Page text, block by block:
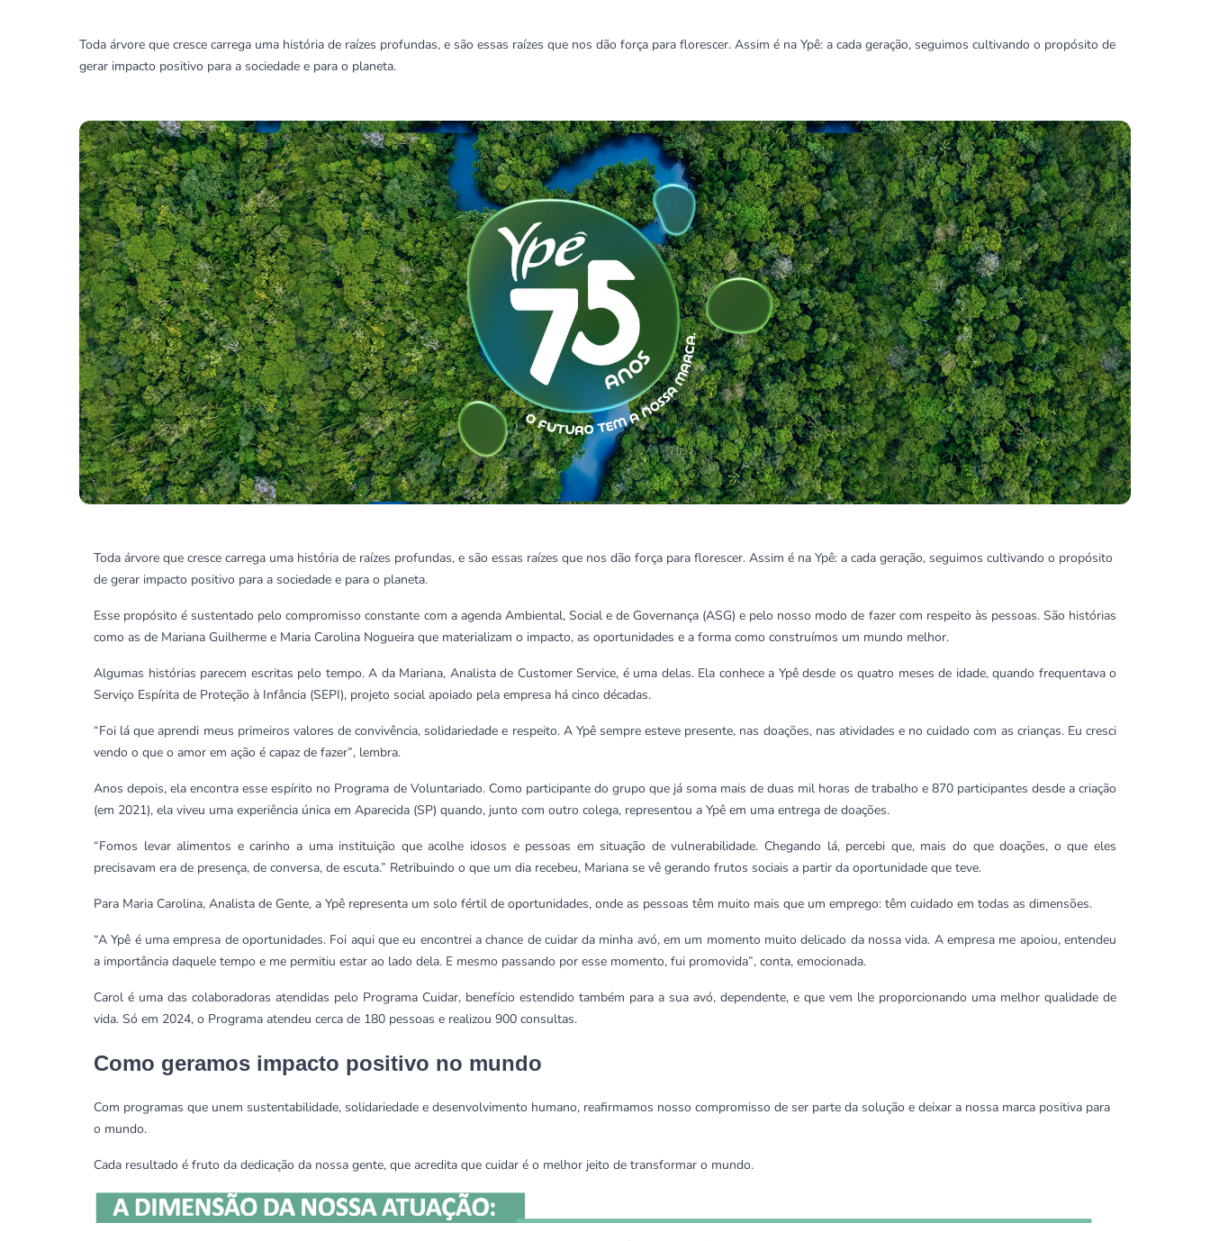
Toda árvore que cresce carrega uma história de raízes profundas, e são essas raízes que nos dão força para florescer. Assim é na Ypê: a cada geração, seguimos cultivando o propósito de
gerar impacto positivo para a sociedade e para o planeta.
Toda árvore que cresce carrega uma história de raízes profundas, e são essas raízes que nos dão força para florescer. Assim é na Ypê: a cada geração, seguimos cultivando o propósito
de gerar impacto positivo para a sociedade e para o planeta.
Esse propósito é sustentado pelo compromisso constante com a agenda Ambiental, Social e de Governança (ASG) e pelo nosso modo de fazer com respeito às pessoas. São histórias
como as de Mariana Guilherme e Maria Carolina Nogueira que materializam o impacto, as oportunidades e a forma como construímos um mundo melhor.
Algumas histórias parecem escritas pelo tempo. A da Mariana, Analista de Customer Service, é uma delas. Ela conhece a Ypê desde os quatro meses de idade, quando frequentava o
Serviço Espírita de Proteção à Infância (SEPI), projeto social apoiado pela empresa há cinco décadas.
“Foi lá que aprendi meus primeiros valores de convivência, solidariedade e respeito. A Ypê sempre esteve presente, nas doações, nas atividades e no cuidado com as crianças. Eu cresci
vendo o que o amor em ação é capaz de fazer”, lembra.
Anos depois, ela encontra esse espírito no Programa de Voluntariado. Como participante do grupo que já soma mais de duas mil horas de trabalho e 870 participantes desde a criação
(em 2021), ela viveu uma experiência única em Aparecida (SP) quando, junto com outro colega, representou a Ypê em uma entrega de doações.
“Fomos levar alimentos e carinho a uma instituição que acolhe idosos e pessoas em situação de vulnerabilidade. Chegando lá, percebi que, mais do que doações, o que eles
precisavam era de presença, de conversa, de escuta.” Retribuindo o que um dia recebeu, Mariana se vê gerando frutos sociais a partir da oportunidade que teve.
Para Maria Carolina, Analista de Gente, a Ypê representa um solo fértil de oportunidades, onde as pessoas têm muito mais que um emprego: têm cuidado em todas as dimensões.
“A Ypê é uma empresa de oportunidades. Foi aqui que eu encontrei a chance de cuidar da minha avó, em um momento muito delicado da nossa vida. A empresa me apoiou, entendeu
a importância daquele tempo e me permitiu estar ao lado dela. E mesmo passando por esse momento, fui promovida”, conta, emocionada.
Carol é uma das colaboradoras atendidas pelo Programa Cuidar, benefício estendido também para a sua avó, dependente, e que vem lhe proporcionando uma melhor qualidade de
vida. Só em 2024, o Programa atendeu cerca de 180 pessoas e realizou 900 consultas.
Como geramos impacto positivo no mundo
Com programas que unem sustentabilidade, solidariedade e desenvolvimento humano, reafirmamos nosso compromisso de ser parte da solução e deixar a nossa marca positiva para
o mundo.
Cada resultado é fruto da dedicação da nossa gente, que acredita que cuidar é o melhor jeito de transformar o mundo.